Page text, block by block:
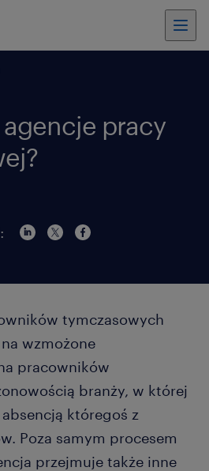
agencje pracy
tymczasowych
wzmożone
pracowników
branży, w której
absencją któregoś z
Poza samym procesem
przejmuje także inne